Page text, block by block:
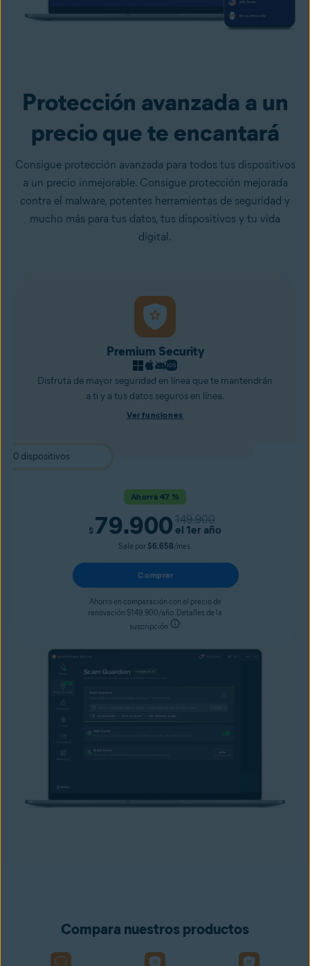
Protección avanzada a un
precio que te encantará
Consigue protección avanzada para todos tus dispositivos
a un precio inmejorable. Consigue protección mejorada
contra el malware, potentes herramientas de seguridad y
mucho más para tus datos, tus dispositivos y tu vida
digital.
Premium Security
Disfruta de mayor seguridad en línea que te mantendrán
a ti y a tus datos seguros en línea.
Ver funciones
Ahorra 47 %
$ 79.900 149.900
el 1er año
Sale por $6.658/mes.
Comprar
Ahorro en comparación con el precio de
renovación $149.900/año. Detalles de la
suscripción
Compara nuestros productos